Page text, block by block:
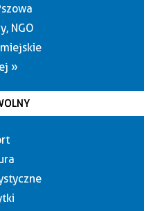
NGO
»